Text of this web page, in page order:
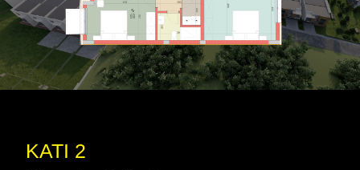
KATI 2